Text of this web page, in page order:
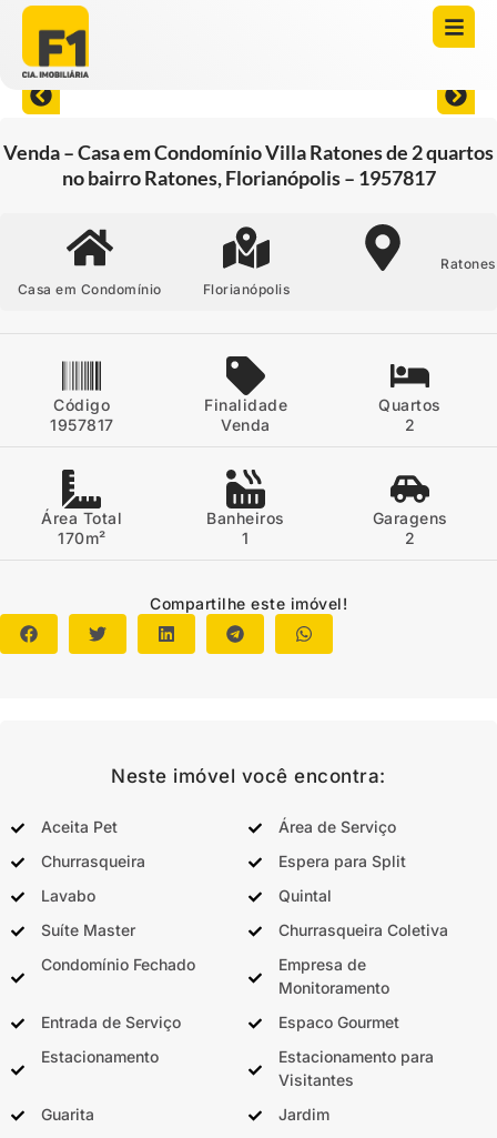
Venda – Casa em Condomínio Villa Ratones de 2 quartos
no bairro Ratones, Florianópolis – 1957817
Casa em Condomínio Florianópolis
Ratones
Código
1957817
Finalidade
Venda
Quartos
2
Área Total
170m²
Banheiros
1
Garagens
2
Compartilhe este imóvel!
Neste imóvel você encontra:
Aceita Pet
Área de Serviço
Churrasqueira
Espera para Split
Lavabo
Quintal
Suíte Master
Churrasqueira Coletiva
Condomínio Fechado
Empresa de
Monitoramento
Entrada de Serviço
Espaco Gourmet
Estacionamento
Estacionamento para
Visitantes
Guarita
Jardim